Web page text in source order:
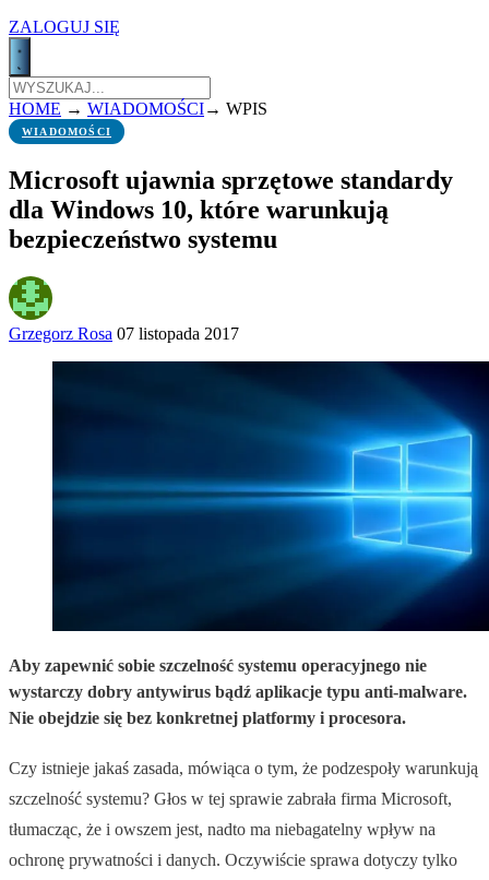
ZALOGUJ SIĘ
HOME → WIADOMOŚCI→ WPIS
WIADOMOŚCI
Microsoft ujawnia sprzętowe standardy
dla Windows 10, które warunkują
bezpieczeństwo systemu
Grzegorz Rosa 07 listopada 2017
Aby zapewnić sobie szczelność systemu operacyjnego nie
wystarczy dobry antywirus bądź aplikacje typu anti-malware.
Nie obejdzie się bez konkretnej platformy i procesora.
Czy istnieje jakaś zasada, mówiąca o tym, że podzespoły warunkują
szczelność systemu? Głos w tej sprawie zabrała firma Microsoft,
tłumacząc, że i owszem jest, nadto ma niebagatelny wpływ na
ochronę prywatności i danych. Oczywiście sprawa dotyczy tylko